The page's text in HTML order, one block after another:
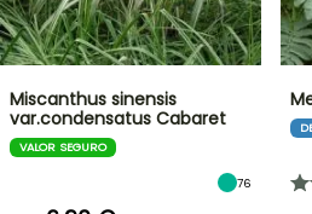
Miscanthus sinensis
var.condensatus Cabaret
VALOR SEGURO
76